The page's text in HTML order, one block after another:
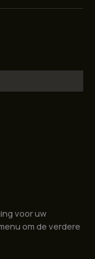
voor uw
om de verdere